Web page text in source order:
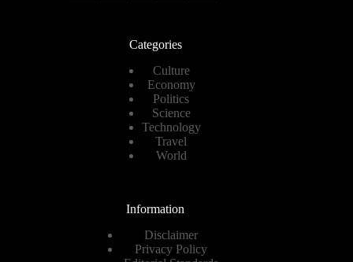
Categories
Culture
Economy
Politics
Science
Technology
Travel
World
Information
Disclaimer
Privacy Policy